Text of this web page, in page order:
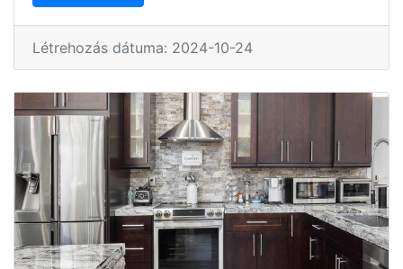
Létrehozás dátuma: 2024-10-24